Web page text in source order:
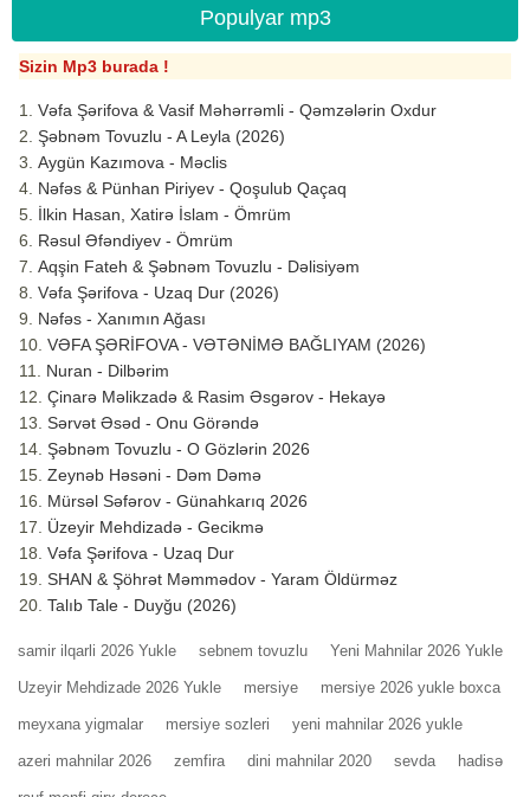
Populyar mp3
Sizin Mp3 burada !
Vəfa Şərifova & Vasif Məhərrəmli - Qəmzələrin Oxdur
Şəbnəm Tovuzlu - A Leyla (2026)
Aygün Kazımova - Məclis
Nəfəs & Pünhan Piriyev - Qoşulub Qaçaq
İlkin Hasan, Xatirə İslam - Ömrüm
Rəsul Əfəndiyev - Ömrüm
Aqşin Fateh & Şəbnəm Tovuzlu - Dəlisiyəm
Vəfa Şərifova - Uzaq Dur (2026)
Nəfəs - Xanımın Ağası
VƏFA ŞƏRİFOVA - VƏTƏNİMƏ BAĞLIYAM (2026)
Nuran - Dilbərim
Çinarə Məlikzadə & Rasim Əsgərov - Hekayə
Sərvət Əsəd - Onu Görəndə
Şəbnəm Tovuzlu - O Gözlərin 2026
Zeynəb Həsəni - Dəm Dəmə
Mürsəl Səfərov - Günahkarıq 2026
Üzeyir Mehdizadə - Gecikmə
Vəfa Şərifova - Uzaq Dur
SHAN & Şöhrət Məmmədov - Yaram Öldürməz
Talıb Tale - Duyğu (2026)
samir ilqarli 2026 Yukle sebnem tovuzlu Yeni Mahnilar 2026 Yukle
Uzeyir Mehdizade 2026 Yukle mersiye mersiye 2026 yukle boxca
meyxana yigmalar mersiye sozleri yeni mahnilar 2026 yukle
azeri mahnilar 2026 zemfira dini mahnilar 2020 sevda hadisə